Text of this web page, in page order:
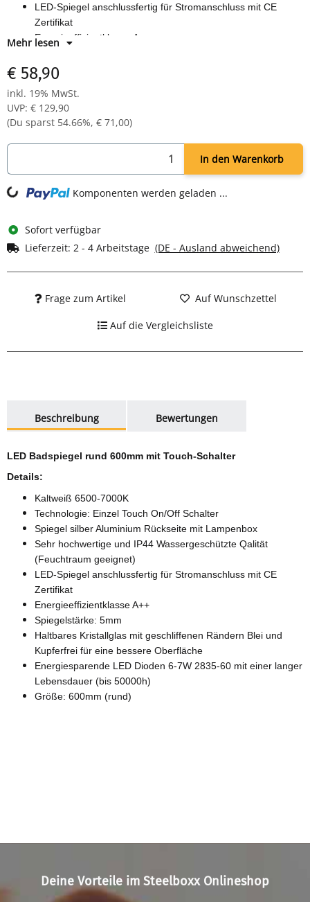
LED-Spiegel anschlussfertig für Stromanschluss mit CE
Zertifikat
Energieeffizientklasse A++
Haltbares Kristallglas mit geschliffenen Rändern Blei und
Kupferfrei für eine bessere Oberfläche
Energiesparende LED Dioden 6-7W 2835-60 mit einer langer
Lebensdauer (bis 50000h)
Größe: 600mm (rund)
Mehr lesen
€ 58,90
inkl. 19% MwSt.
UVP: € 129,90
(Du sparst 54.66%, € 71,00)
In den Warenkorb
Komponenten werden geladen ...
Sofort verfügbar
Lieferzeit: 2 - 4 Arbeitstage (DE - Ausland abweichend)
Frage zum Artikel Auf Wunschzettel
Auf die Vergleichsliste
Beschreibung
Bewertungen
LED Badspiegel rund 600mm mit Touch-Schalter
Details:
Kaltweiß 6500-7000K
Technologie: Einzel Touch On/Off Schalter
Spiegel silber Aluminium Rückseite mit Lampenbox
Sehr hochwertige und IP44 Wassergeschützte Qalität
(Feuchtraum geeignet)
LED-Spiegel anschlussfertig für Stromanschluss mit CE
Zertifikat
Energieeffizientklasse A++
Spiegelstärke: 5mm
Haltbares Kristallglas mit geschliffenen Rändern Blei und
Kupferfrei für eine bessere Oberfläche
Energiesparende LED Dioden 6-7W 2835-60 mit einer langer
Lebensdauer (bis 50000h)
Größe: 600mm (rund)
Deine Vorteile im Steelboxx Onlineshop